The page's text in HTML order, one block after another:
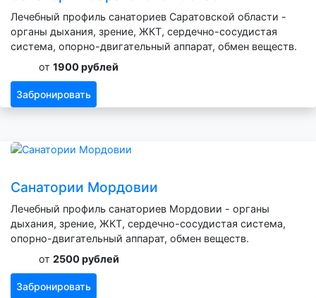
Лечебный профиль санаториев Саратовской области -
органы дыхания, зрение, ЖКТ, сердечно-сосудистая
система, опорно-двигательный аппарат, обмен веществ.
от 1900 рублей
Забронировать
Санатории Мордовии
Лечебный профиль санаториев Мордовии - органы
дыхания, зрение, ЖКТ, сердечно-сосудистая система,
опорно-двигательный аппарат, обмен веществ.
от 2500 рублей
Забронировать